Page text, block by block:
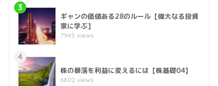
3
ギャンの価値ある28のルール【偉大なる投資
家に学ぶ】
7945 views
4
株の暴落を利益に変えるには【株基礎04】
6802 views